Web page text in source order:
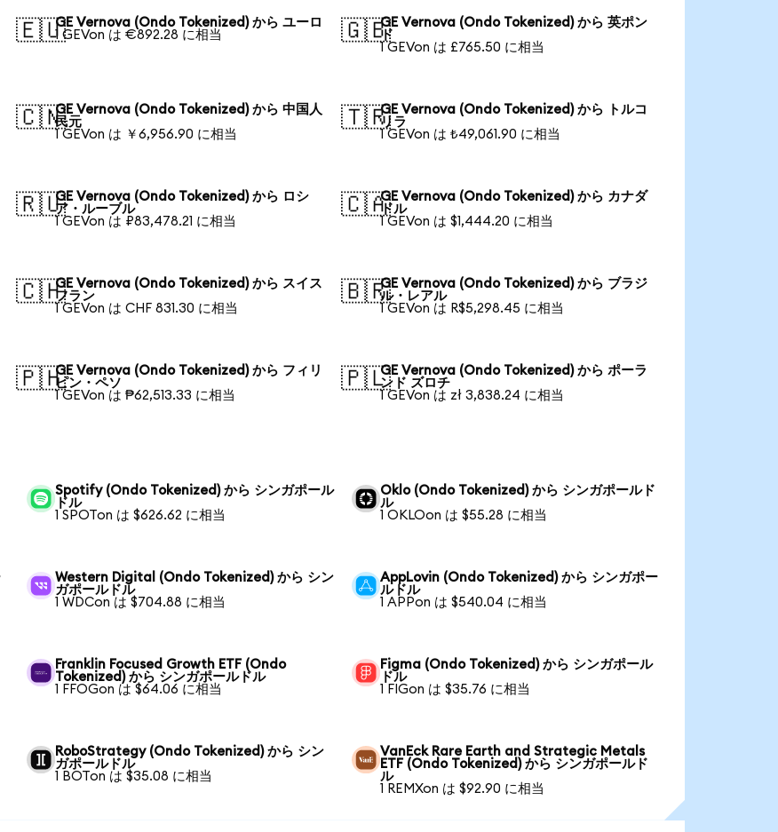
🇪🇺GE Vernova (Ondo Tokenized) から ユーロ
1 GEVon は €892.28 に相当
🇬🇧GE Vernova (Ondo Tokenized) から 英ポン
ド
1 GEVon は £765.50 に相当
🇨🇳GE Vernova (Ondo Tokenized) から 中国人
民元
1 GEVon は ￥6,956.90 に相当
🇹🇷GE Vernova (Ondo Tokenized) から トルコ
リラ
1 GEVon は ₺49,061.90 に相当
🇷🇺GE Vernova (Ondo Tokenized) から ロシ
ア・ルーブル
1 GEVon は ₽83,478.21 に相当
🇨🇦GE Vernova (Ondo Tokenized) から カナダ
ドル
1 GEVon は $1,444.20 に相当
🇨🇭GE Vernova (Ondo Tokenized) から スイス
フラン
1 GEVon は CHF 831.30 に相当
🇧🇷GE Vernova (Ondo Tokenized) から ブラジ
ル・レアル
1 GEVon は R$5,298.45 に相当
🇵🇭GE Vernova (Ondo Tokenized) から フィリ
ピン・ペソ
1 GEVon は ₱62,513.33 に相当
🇵🇱GE Vernova (Ondo Tokenized) から ポーラ
ンド ズロチ
1 GEVon は zł 3,838.24 に相当
Spotify (Ondo Tokenized) から シンガポール
ドル
1 SPOTon は $626.62 に相当
Oklo (Ondo Tokenized) から シンガポールド
ル
1 OKLOon は $55.28 に相当
Western Digital (Ondo Tokenized) から シン
ガポールドル
1 WDCon は $704.88 に相当
AppLovin (Ondo Tokenized) から シンガポー
ルドル
1 APPon は $540.04 に相当
Franklin Focused Growth ETF (Ondo
Tokenized) から シンガポールドル
1 FFOGon は $64.06 に相当
Figma (Ondo Tokenized) から シンガポール
ドル
1 FIGon は $35.76 に相当
RoboStrategy (Ondo Tokenized) から シン
ガポールドル
1 BOTon は $35.08 に相当
VanEck Rare Earth and Strategic Metals
ETF (Ondo Tokenized) から シンガポールド
ル
1 REMXon は $92.90 に相当